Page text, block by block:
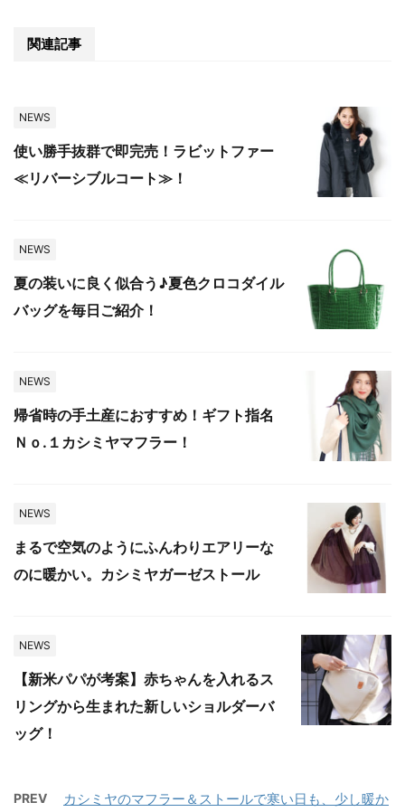
関連記事
NEWS
使い勝手抜群で即完売！ラビットファー
≪リバーシブルコート≫！
NEWS
夏の装いに良く似合う♪夏色クロコダイル
バッグを毎日ご紹介！
NEWS
帰省時の手土産におすすめ！ギフト指名
Ｎｏ.１カシミヤマフラー！
NEWS
まるで空気のようにふんわりエアリーな
のに暖かい。カシミヤガーゼストール
NEWS
【新米パパが考案】赤ちゃんを入れるス
リングから生まれた新しいショルダーバ
ッグ！
PREV
カシミヤのマフラー＆ストールで寒い日も、少し暖か